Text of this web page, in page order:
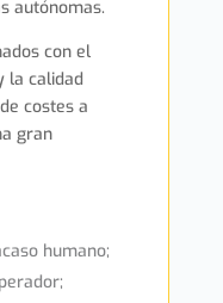
autónomas.
con el
la calidad
costes a
gran
humano;